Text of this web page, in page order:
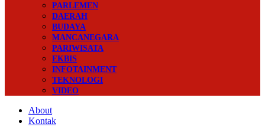
PARLEMEN
DAERAH
BUDAYA
MANCANEGARA
PARIWISATA
EKBIS
INFOTAINMENT
TEKNOLOGI
VIDEO
About
Kontak